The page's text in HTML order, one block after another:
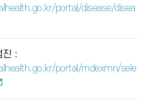
portal/disease/disea
진 :
portal/mdexmn/sele